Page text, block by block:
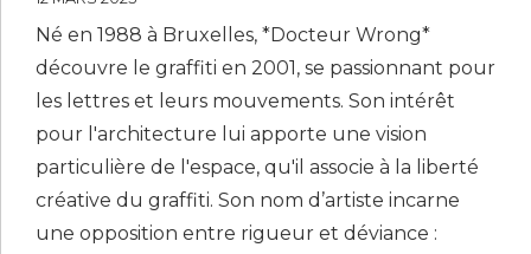
Né en 1988 à Bruxelles, *Docteur Wrong*
découvre le graffiti en 2001, se passionnant pour
les lettres et leurs mouvements. Son intérêt
pour l'architecture lui apporte une vision
particulière de l'espace, qu'il associe à la liberté
créative du graffiti. Son nom d’artiste incarne
une opposition entre rigueur et déviance :